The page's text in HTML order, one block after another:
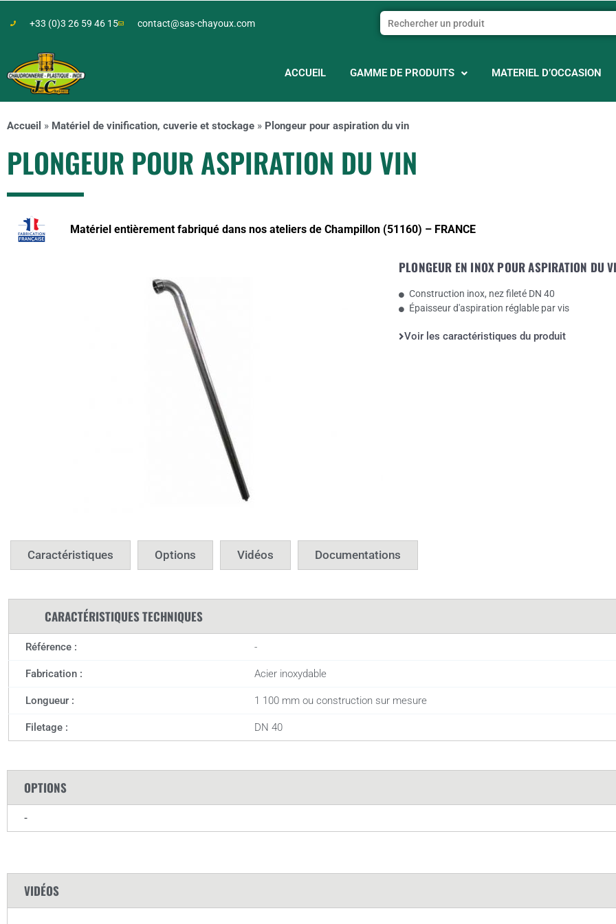
+33 (0)3 26 59 46 15 contact@sas-chayoux.com
ACCUEIL GAMME DE PRODUITS MATERIEL D’OCCASION
Accueil » Matériel de vinification, cuverie et stockage » Plongeur pour aspiration du vin
PLONGEUR POUR ASPIRATION DU VIN
Matériel entièrement fabriqué dans nos ateliers de Champillon (51160) – FRANCE
PLONGEUR EN INOX POUR ASPIRATION DU
Construction inox, nez fileté DN 40
Épaisseur d'aspiration réglable par vis
Voir les caractéristiques du produit
Caractéristiques Options Vidéos Documentations
CARACTÉRISTIQUES TECHNIQUES
Référence : -
Fabrication : Acier inoxydable
Longueur : 1 100 mm ou construction sur mesure
Filetage : DN 40
OPTIONS
-
VIDÉOS